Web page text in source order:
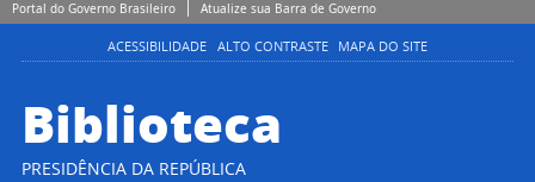
Portal do Governo Brasileiro Atualize sua Barra de Governo
ACESSIBILIDADE ALTO CONTRASTE MAPA DO SITE
Biblioteca
PRESIDÊNCIA DA REPÚBLICA